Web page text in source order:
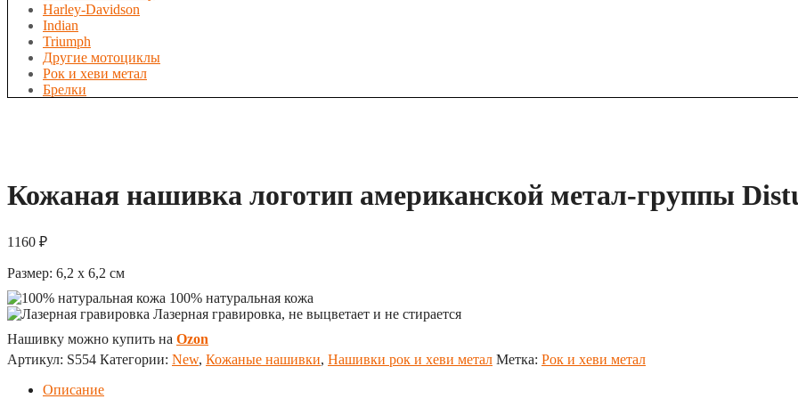
Harley-Davidson
Indian
Triumph
Другие мотоциклы
Рок и хеви метал
Брелки
Кожаная нашивка логотип американской метал-группы
1160 ₽
Размер: 6,2 x 6,2 см
100% натуральная кожа
Лазерная гравировка, не выцветает и не стирается
Нашивку можно купить на Ozon
Артикул: S554 Категории: New, Кожаные нашивки, Нашивки рок и хеви метал Метка: Рок и хеви метал
Описание